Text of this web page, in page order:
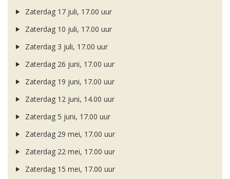
Zaterdag 17 juli, 17.00 uur
Zaterdag 10 juli, 17.00 uur
Zaterdag 3 juli, 17.00 uur
Zaterdag 26 juni, 17.00 uur
Zaterdag 19 juni, 17.00 uur
Zaterdag 12 juni, 14.00 uur
Zaterdag 5 juni, 17.00 uur
Zaterdag 29 mei, 17.00 uur
Zaterdag 22 mei, 17.00 uur
Zaterdag 15 mei, 17.00 uur